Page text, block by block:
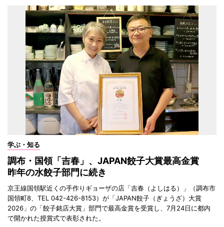
学ぶ・知る
調布・国領「吉春」、JAPAN餃子大賞最高金賞
昨年の水餃子部門に続き
京王線国領駅近くの手作りギョーザの店「吉春（よしはる）」（調布市
国領町8、TEL 042-426-8153）が「JAPAN餃子（ぎょうざ）大賞
2026」の「餃子銘店大賞」部門で最高金賞を受賞し、7月24日に都内
で開かれた授賞式で表彰された。